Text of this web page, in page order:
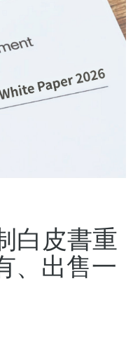
白皮書重
、出售一